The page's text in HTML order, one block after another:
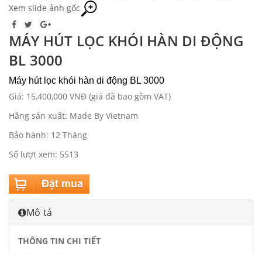
Xem slide ảnh gốc
MÁY HÚT LỌC KHÓI HÀN DI ĐỘNG
BL 3000
Máy hút lọc khói hàn di động BL 3000
Giá: 15,400,000 VNĐ (giá đã bao gồm VAT)
Hãng sản xuất: Made By Vietnam
Bảo hành: 12 Tháng
Số lượt xem: 5513
Mô tả
THÔNG TIN CHI TIẾT